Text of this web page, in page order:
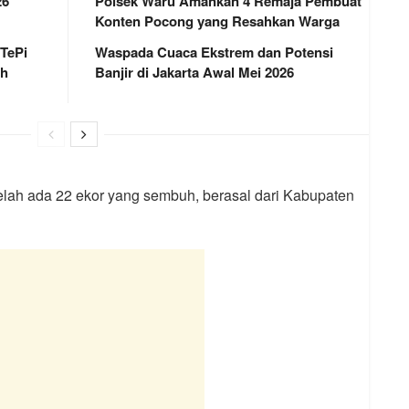
Konten Pocong yang Resahkan Warga
Waspada Cuaca Ekstrem dan Potensi
Banjir di Jakarta Awal Mei 2026
ada 22 ekor yang sembuh, berasal dari Kabupaten